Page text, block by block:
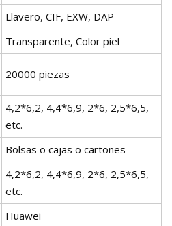
Llavero, CIF, EXW, DAP
Transparente, Color piel
20000 piezas
4,2*6,2, 4,4*6,9, 2*6, 2,5*6,5,
etc.
Bolsas o cajas o cartones
4,2*6,2, 4,4*6,9, 2*6, 2,5*6,5,
etc.
Huawei